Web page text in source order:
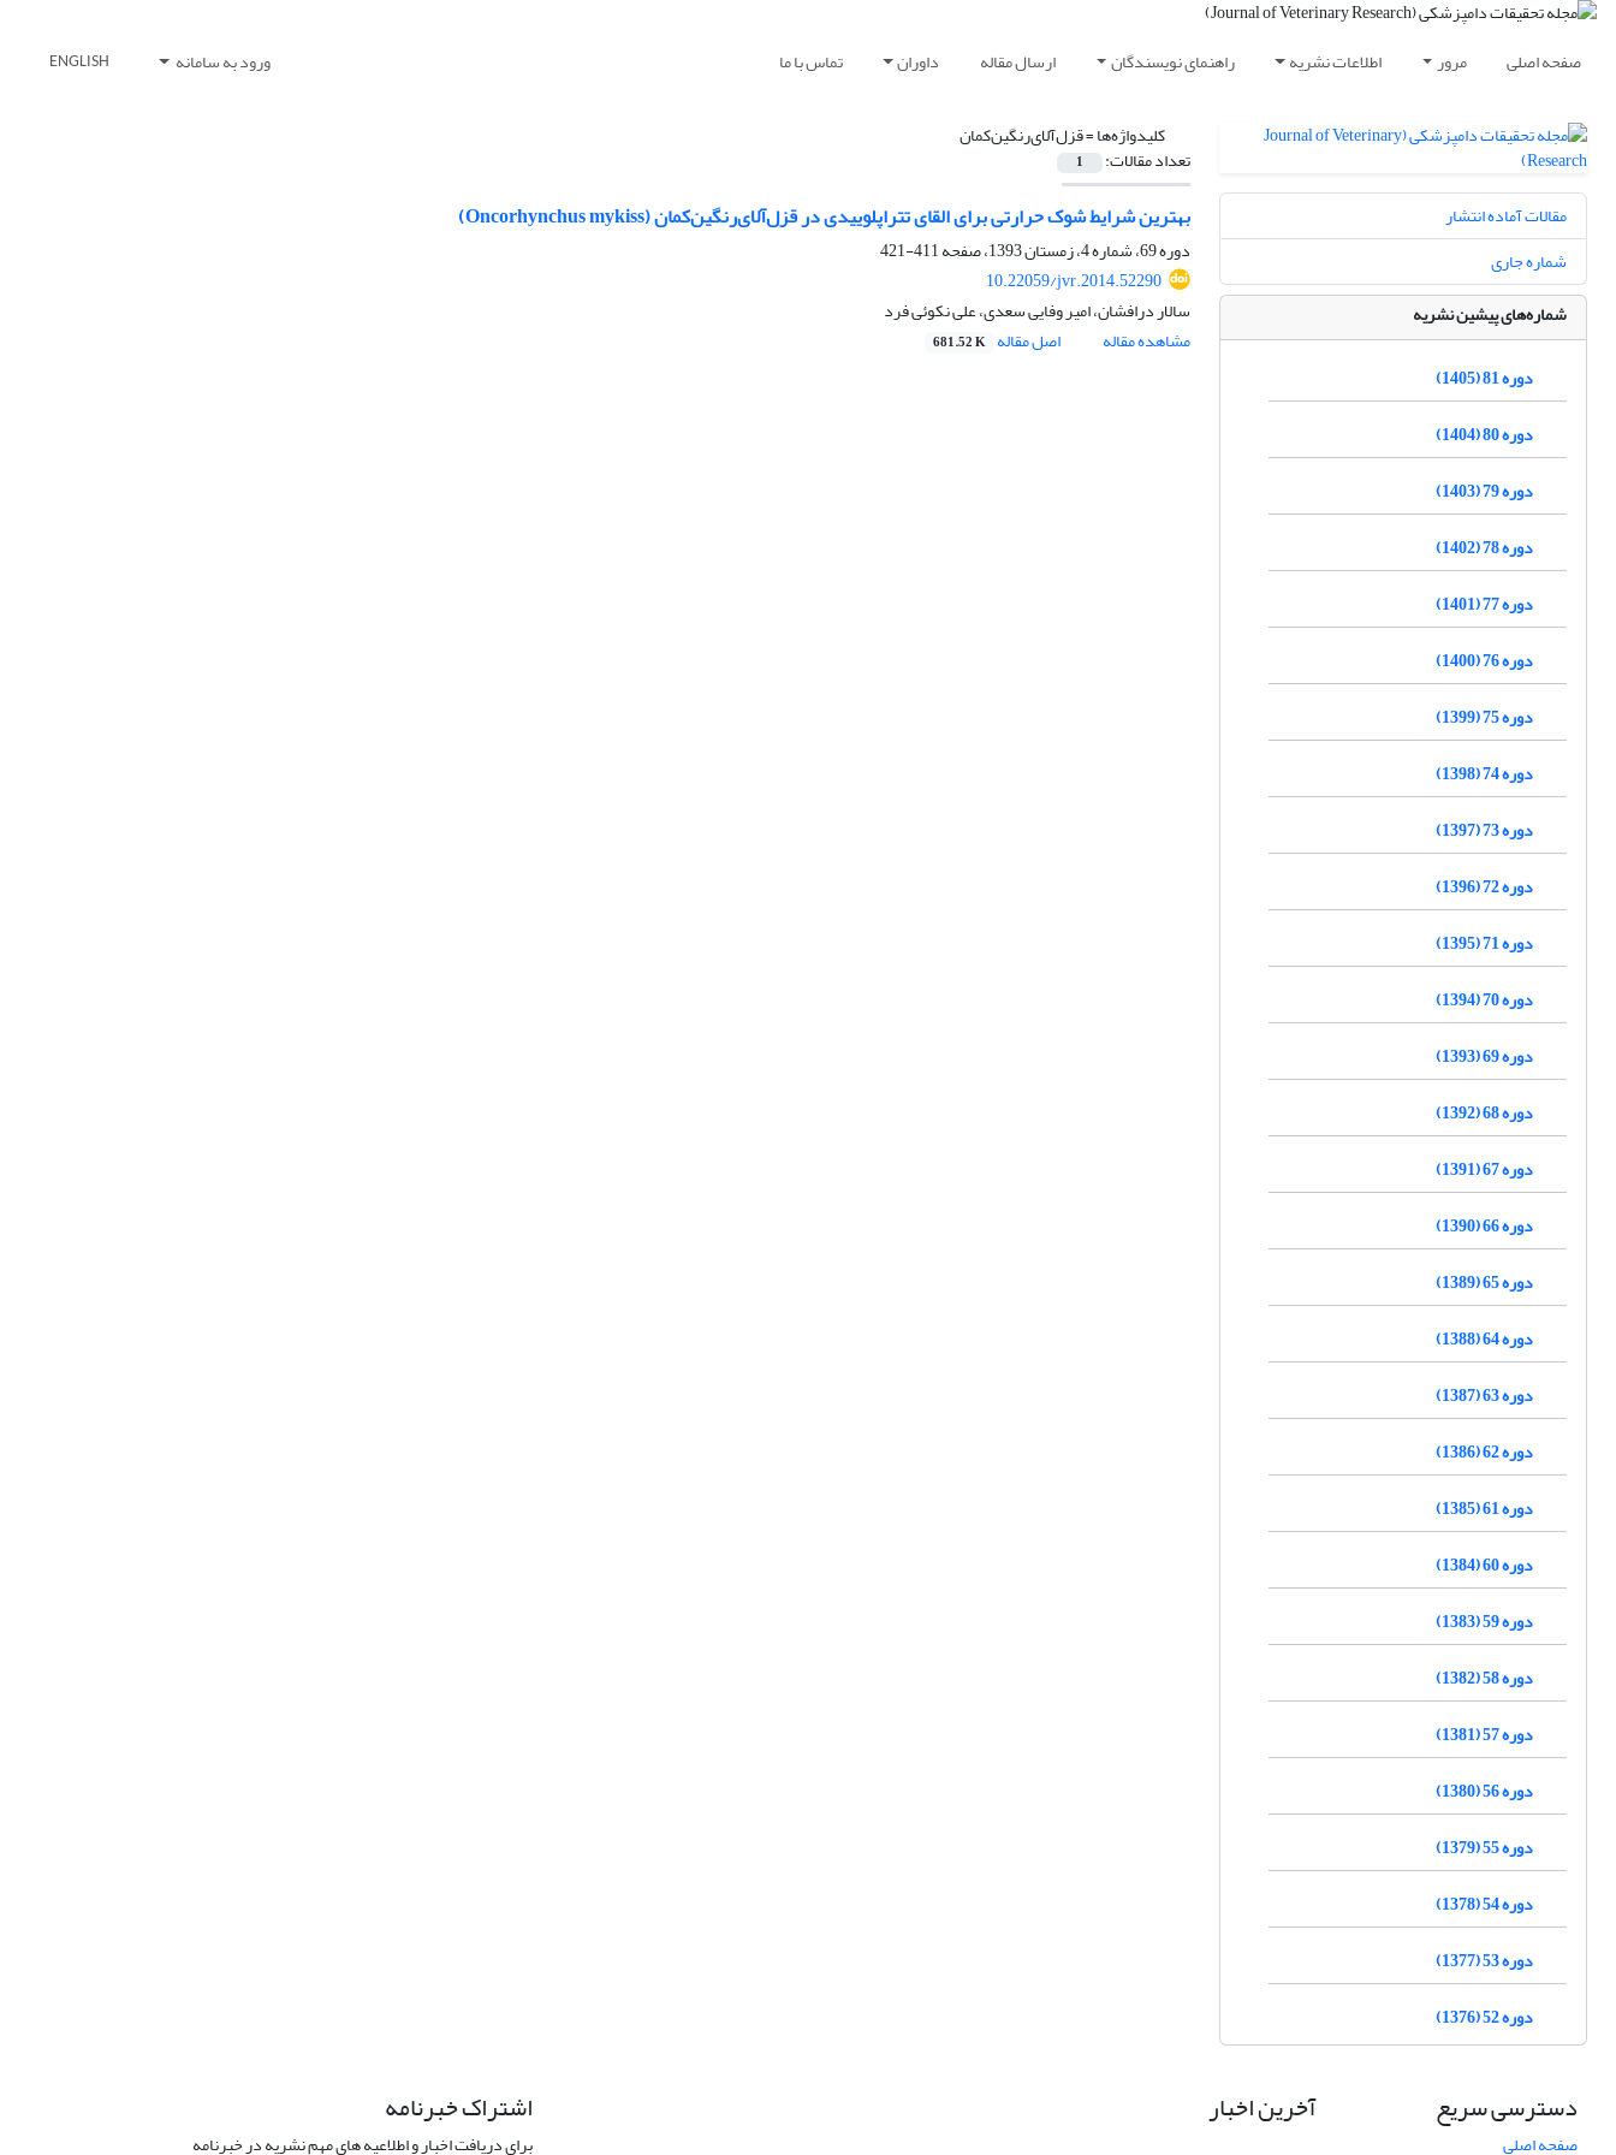
صفحه اصلی مرور اطلاعات نشریه راهنمای نویسندگان ارسال مقاله داوران تماس با ما ورود به سامانه ENGLISH
کلیدواژه‌ها =قزل‌آلای‌رنگین‌کمان
تعداد مقالات: 1
بهترین شرایط شوک حرارتی برای القای تتراپلوییدی در قزل‌آلای‌رنگین‌کمان (Oncorhynchus mykiss)
دوره 69، شماره 4، زمستان 1393، صفحه
411-421
10.22059/jvr.2014.52290
سالار درافشان، امیر وفایی سعدی، علی نکوئی فرد
مشاهده مقاله
اصل مقاله 681.52 K
مقالات آماده انتشار
شماره جاری
شماره‌های پیشین نشریه
دوره 81 (1405)
دوره 80 (1404)
دوره 79 (1403)
دوره 78 (1402)
دوره 77 (1401)
دوره 76 (1400)
دوره 75 (1399)
دوره 74 (1398)
دوره 73 (1397)
دوره 72 (1396)
دوره 71 (1395)
دوره 70 (1394)
دوره 69 (1393)
دوره 68 (1392)
دوره 67 (1391)
دوره 66 (1390)
دوره 65 (1389)
دوره 64 (1388)
دوره 63 (1387)
دوره 62 (1386)
دوره 61 (1385)
دوره 60 (1384)
دوره 59 (1383)
دوره 58 (1382)
دوره 57 (1381)
دوره 56 (1380)
دوره 55 (1379)
دوره 54 (1378)
دوره 53 (1377)
دوره 52 (1376)
دسترسی سریع
صفحه اصلی
آخرین اخبار اشتراک خبرنامه
برای دریافت اخبار و اطلاعیه های مهم نشریه در خبرنامه